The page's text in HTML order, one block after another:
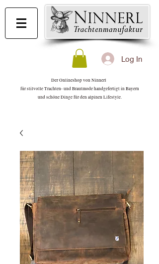
Log In
Der Onlineshop von Ninnerl
für stilvolle Trachten- und Brautmode handgefertigt in Bayern
und schöne Dinge für den alpinen Lifestyle.